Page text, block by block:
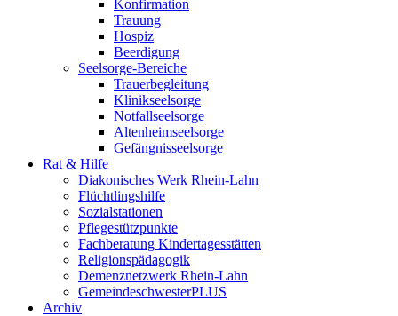
Konfirmation
Trauung
Hospiz
Beerdigung
Seelsorge-Bereiche
Trauerbegleitung
Klinikseelsorge
Notfallseelsorge
Altenheimseelsorge
Gefängnisseelsorge
Rat & Hilfe
Diakonisches Werk Rhein-Lahn
Flüchtlingshilfe
Sozialstationen
Pflegestützpunkte
Fachberatung Kindertagesstätten
Religionspädagogik
Demenznetzwerk Rhein-Lahn
GemeindeschwesterPLUS
Archiv